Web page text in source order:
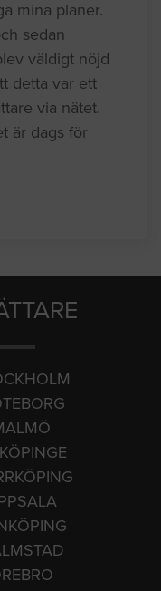
mina planer.
sedan
väldigt nöjd
detta var ett
via nätet.
är dags för